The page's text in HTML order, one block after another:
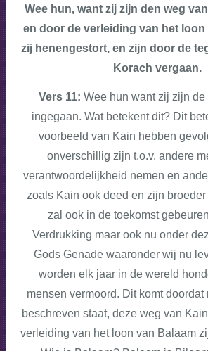
Wee hun, want zij zijn den weg
en door de verleiding van het loon
zij henengestort, en zijn door de
Korach vergaan.
Vers 11: Wee hun want zij zijn
ingegaan. Wat betekent dit? Dit
voorbeeld van Kain hebben
onverschillig zijn t.o.v. andere
verantwoordelijkheid nemen en
zoals Kain ook deed en zijn
zal ook in de toekomst
Verdrukking maar ook nu onder
Gods Genade waaronder wij nu
worden elk jaar in de wereld
mensen vermoord. Dit komt doordat
beschreven staat, deze weg van
verleiding van het loon van Balaam